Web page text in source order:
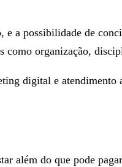
e a possibilidade de
como organização,
digital e atendimento
além do que pode